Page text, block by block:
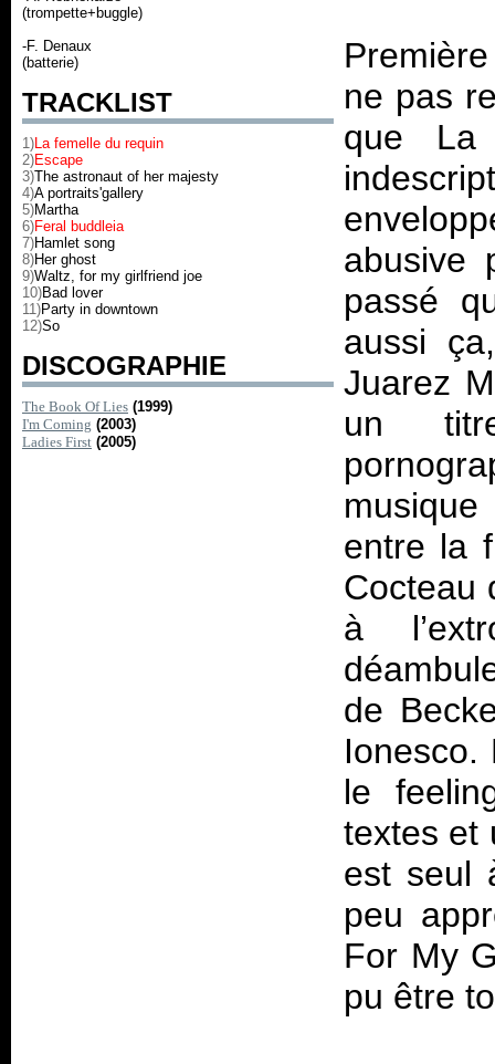
(trompette+buggle)
-F. Denaux
(batterie)
TRACKLIST
1)La femelle du requin
2)Escape
3)The astronaut of her majesty
4)A portraits'gallery
5)Martha
6)Feral buddleia
7)Hamlet song
8)Her ghost
9)Waltz, for my girlfriend joe
10)Bad lover
11)Party in downtown
12)So
DISCOGRAPHIE
The Book Of Lies (1999)
I'm Coming (2003)
Ladies First (2005)
ne pas
que La
abusive
passé
aussi
Juarez
un
entre la
Cocteau
à
de
Ionesco.
le
textes et
est seul
peu
For My